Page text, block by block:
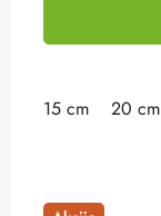
15 cm 20 cm